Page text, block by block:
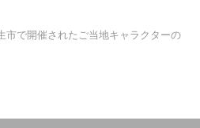
市で開催されたご当地キャラクターの